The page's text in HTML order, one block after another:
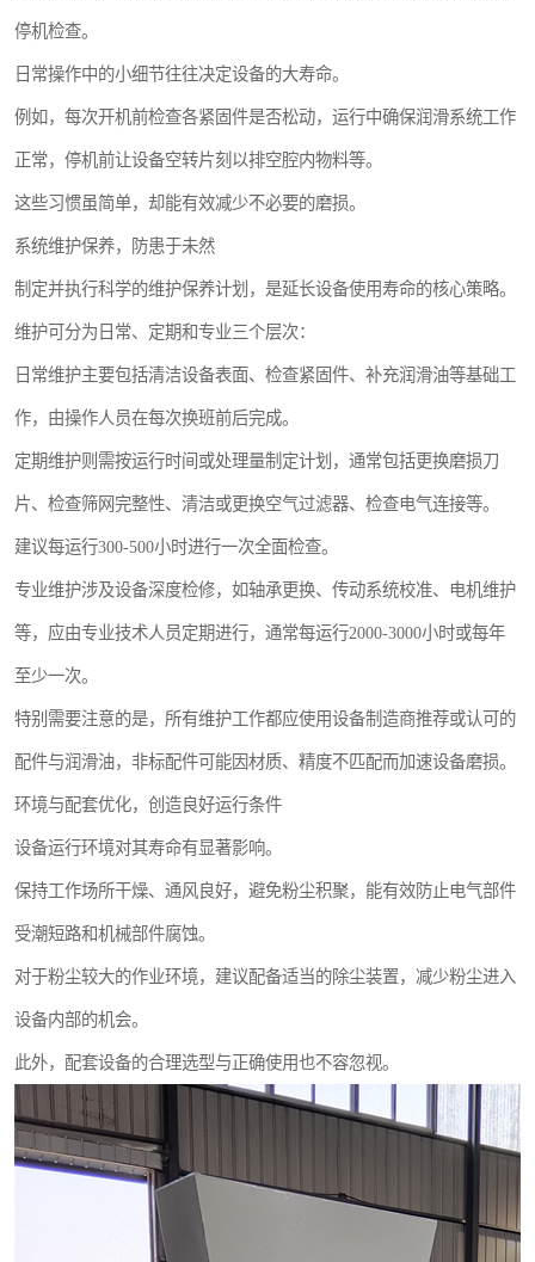
停机检查。
日常操作中的小细节往往决定设备的大寿命。
例如，每次开机前检查各紧固件是否松动，运行中确保润滑系统工作
正常，停机前让设备空转片刻以排空腔内物料等。
这些习惯虽简单，却能有效减少不必要的磨损。
系统维护保养，防患于未然
制定并执行科学的维护保养计划，是延长设备使用寿命的核心策略。
维护可分为日常、定期和专业三个层次：
日常维护主要包括清洁设备表面、检查紧固件、补充润滑油等基础工
作，由操作人员在每次换班前后完成。
定期维护则需按运行时间或处理量制定计划，通常包括更换磨损刀
片、检查筛网完整性、清洁或更换空气过滤器、检查电气连接等。
建议每运行300-500小时进行一次全面检查。
专业维护涉及设备深度检修，如轴承更换、传动系统校准、电机维护
等，应由专业技术人员定期进行，通常每运行2000-3000小时或每年
至少一次。
特别需要注意的是，所有维护工作都应使用设备制造商推荐或认可的
配件与润滑油，非标配件可能因材质、精度不匹配而加速设备磨损。
环境与配套优化，创造良好运行条件
设备运行环境对其寿命有显著影响。
保持工作场所干燥、通风良好，避免粉尘积聚，能有效防止电气部件
受潮短路和机械部件腐蚀。
对于粉尘较大的作业环境，建议配备适当的除尘装置，减少粉尘进入
设备内部的机会。
此外，配套设备的合理选型与正确使用也不容忽视。